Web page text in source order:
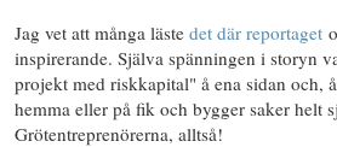
Jag vet att många läste det där reportaget
inspirerande. Själva spänningen i storyn
projekt med riskkapital" å ena sidan och,
hemma eller på fik och bygger saker helt
Grötentreprenörerna, alltså!